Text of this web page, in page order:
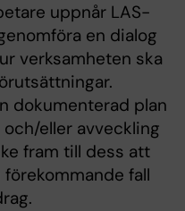
uppnår LAS-
en dialog
verksamheten ska
dokumenterad plan
eller avveckling
fram till dess att
fall